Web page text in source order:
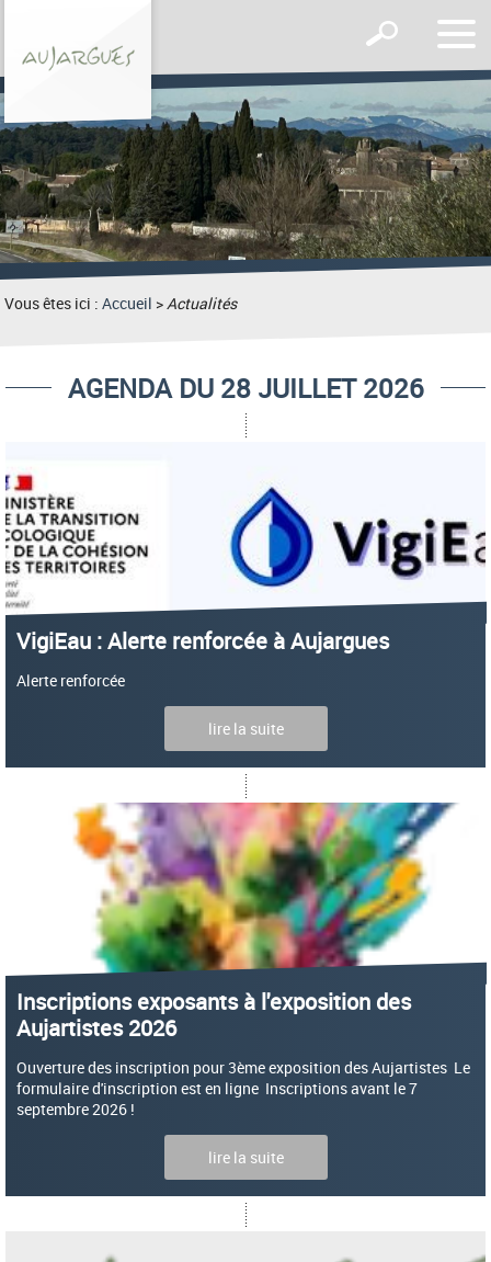
le
Afficher
formulaire
de
recherche
Vous êtes ici :Accueil >Actualités
AGENDA DU 28 JUILLET 2026
VigiEau : Alerte renforcée à Aujargues
Alerte renforcée
lire la suite
Inscriptions exposants à l'exposition des
Aujartistes 2026
Ouverture des inscription pour 3ème exposition des Aujartistes Le
formulaire d'inscription est en ligne Inscriptions avant le 7
septembre 2026 !
lire la suite